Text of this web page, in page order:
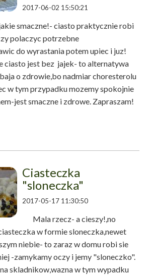
2017-06-02 15:50:21
smaczne!- ciasto praktycznie robi
polaczyc potrzebne
do wyrastania potem upiec i juz!
ciasto jest bez jajek- to alternatywa
o zdrowie,bo nadmiar choresterolu
w tym przypadku mozemy spokojnie
jest smaczne i zdrowe. Zapraszam!
Ciasteczka
"sloneczka"
2017-05-17 11:30:50
Mala rzecz- a cieszy!,no
w formie sloneczka,newet
niebie- to zaraz w domu robi sie
-zamykamy oczy i jemy "sloneczko".
skladnikow,wazna w tym wypadku